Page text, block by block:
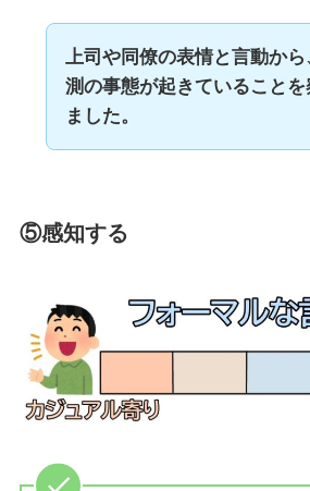
上司や同僚の表情と言動か
測の事態が起きていることを
ました。
⑤感知する